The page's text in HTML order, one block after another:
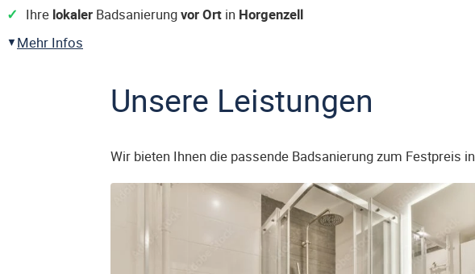
Ihre lokaler Badsanierungvor Ort in Horgenzell
Mehr Infos
Unsere Leistungen
Wir bieten Ihnen die passende Badsanierung zum Festpreis in